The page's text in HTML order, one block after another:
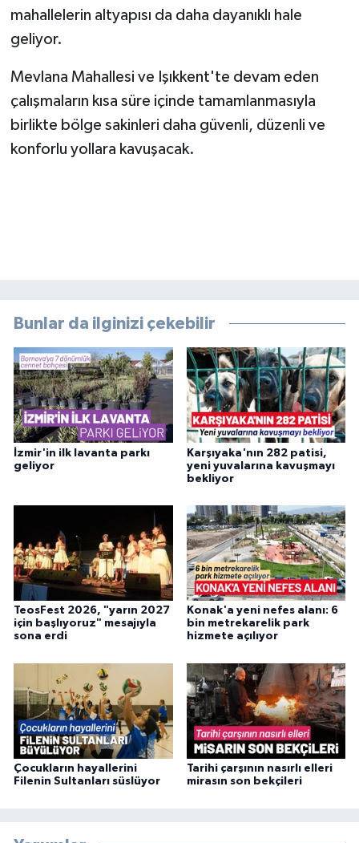
mahallelerin altyapısı da daha dayanıklı hale
geliyor.
Mevlana Mahallesi ve Işıkkent'te devam eden
çalışmaların kısa süre içinde tamamlanmasıyla
birlikte bölge sakinleri daha güvenli, düzenli ve
konforlu yollara kavuşacak.
Bunlar da ilginizi çekebilir
İzmir'in ilk lavanta parkı
geliyor
Karşıyaka'nın 282 patisi,
yeni yuvalarına kavuşmayı
bekliyor
TeosFest 2026, "yarın 2027
için başlıyoruz" mesajıyla
sona erdi
Konak'a yeni nefes alanı: 6
bin metrekarelik park
hizmete açılıyor
Çocukların hayallerini
Filenin Sultanları süslüyor
Tarihi çarşının nasırlı elleri
mirasın son bekçileri